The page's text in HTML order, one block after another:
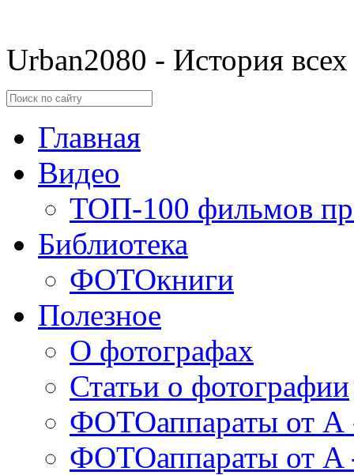
Urban2080 - История
Главная
Видео
ТОП-100 фильмов
Библиотека
ФОТОкниги
Полезное
О фотографах
Статьи о фотографии
ФОТОаппараты от А
ФОТОаппараты от A